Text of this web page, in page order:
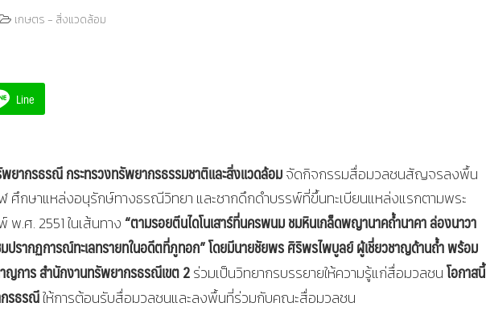
เกษตร - สิ่งแวดล้อม
Line
ยากรธรณี กระทรวงทรัพยากรธรรมชาติและสิ่งแวดล้อมจัดกิจกรรมสื่อมวลชนสัญจรลงพื้น
กษาแหล่งอนุรักษ์ทางธรณีวิทยา และซากดึกดำบรรพ์ที่ขึ้นทะเบียนแหล่งแรกตามพระ
ศ. 2551 ในเส้นทาง“ตามรอยตีนไดโนเสาร์ที่นครพนม ชมหินเกล็ดพญานาคถ้ำนาคา ล่องนาวา
รากฏการณ์ทะเลทรายทในอดีตที่ภูทอก”โดยมีนายชัยพร ศิริพรไพบูลย์ ผู้เชี่ยวชาญด้านถ้ำ พร้อม
ญการ สำนักงานทรัพยากรธรณีเขต 2ร่วมเป็นวิทยากรบรรยายให้ความรู้แก่สื่อมวลชนโอกาสนี้
รธรณีให้การต้อนรับสื่อมวลชนและลงพื้นที่ร่วมกับคณะสื่อมวลชน